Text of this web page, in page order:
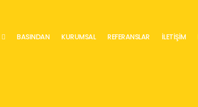
BASINDAN KURUMSAL REFERANSLAR İLETİŞİM